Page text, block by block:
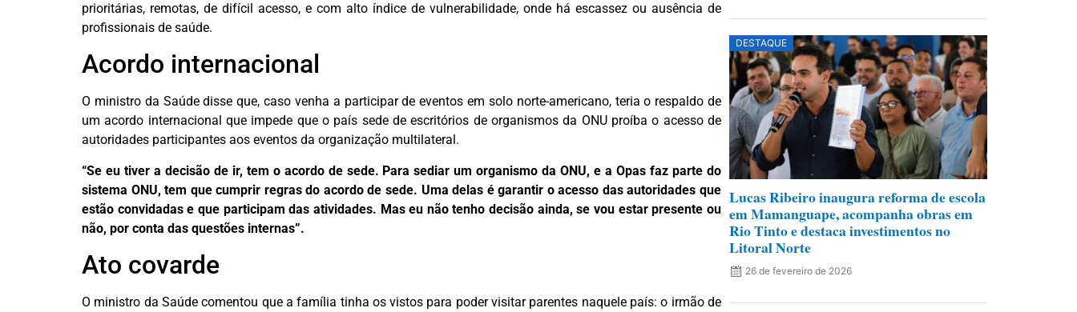
prioritárias, remotas, de difícil acesso, e com alto índice de vulnerabilidade, onde há escassez ou ausência de
profissionais de saúde.
Acordo internacional
O ministro da Saúde disse que, caso venha a participar de eventos em solo norte-americano, teria o respaldo de
um acordo internacional que impede que o país sede de escritórios de organismos da ONU proíba o acesso de
autoridades participantes aos eventos da organização multilateral.
“Se eu tiver a decisão de ir, tem o acordo de sede. Para sediar um organismo da ONU, e a Opas faz parte do
sistema ONU, tem que cumprir regras do acordo de sede. Uma delas é garantir o acesso das autoridades que
estão convidadas e que participam das atividades. Mas eu não tenho decisão ainda, se vou estar presente ou
não, por conta das questões internas”.
Ato covarde
O ministro da Saúde comentou que a família tinha os vistos para poder visitar parentes naquele país: o irmão de
DESTAQUE
Lucas Ribeiro inaugura reforma de escola
em Mamanguape, acompanha obras em
Rio Tinto e destaca investimentos no
Litoral Norte
26 de fevereiro de 2026